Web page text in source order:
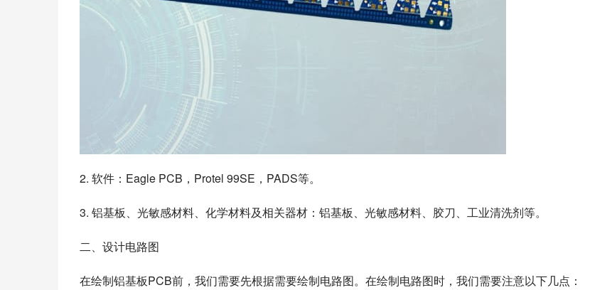
2. 软件：Eagle PCB，Protel 99SE，PADS等。
3. 铝基板、光敏感材料、化学材料及相关器材：铝基板、光敏感材料、胶刀、工业清洗剂等。
二、设计电路图
在绘制铝基板PCB前，我们需要先根据需要绘制电路图。在绘制电路图时，我们需要注意以下几点：